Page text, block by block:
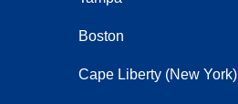
Boston
Cape Liberty (New York)